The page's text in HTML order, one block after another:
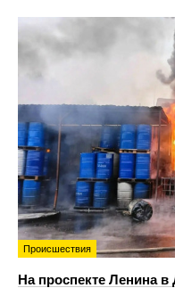
Происшествия
На проспекте Ленина